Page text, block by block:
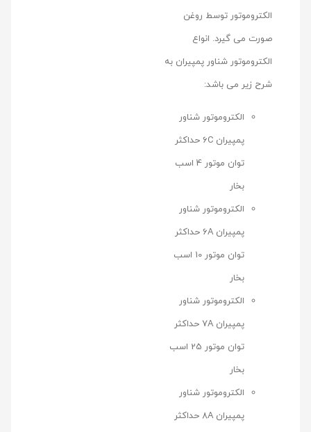
الکتروموتور توسط روغن
صورت می گیرد. انواع
الکتروموتور شناور پمپیران به
شرح زیر می باشد:
الکتروموتور شناور
پمپیران 6C حداکثر
توان موتور 4 اسب
الکتروموتور شناور
پمپیران 6A حداکثر
توان موتور 10 اسب
الکتروموتور شناور
پمپیران 7A حداکثر
توان موتور 25 اسب
الکتروموتور شناور
پمپیران 8A حداکثر